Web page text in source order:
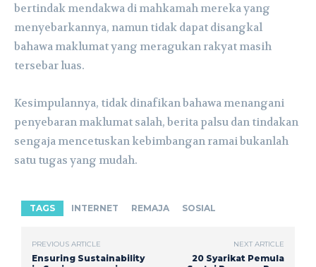
bertindak mendakwa di mahkamah mereka yang
menyebarkannya, namun tidak dapat disangkal
bahawa maklumat yang meragukan rakyat masih
tersebar luas.
Kesimpulannya, tidak dinafikan bahawa menangani
penyebaran maklumat salah, berita palsu dan tindakan
sengaja mencetuskan kebimbangan ramai bukanlah
satu tugas yang mudah.
TAGS INTERNET REMAJA SOSIAL
PREVIOUS ARTICLE
Ensuring Sustainability
NEXT ARTICLE
20 Syarikat Pemula